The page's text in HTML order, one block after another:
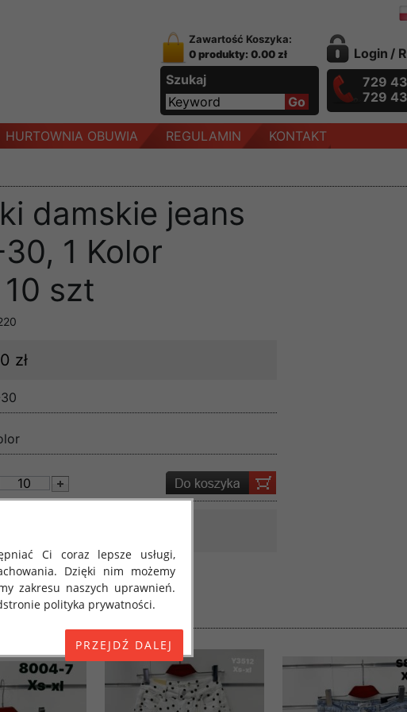
Zawartość Koszyka:
0 produkty: 0.00 zł
Szukaj
Login /
729
729
HURTOWNIA OBUWIA REGULAMIN KONTAKT
damskie jeans
1 Kolor
szt
zł
Ci coraz lepsze usługi,
Dzięki nim możemy
zakresu naszych uprawnień.
polityka prywatności.
Rady (UE) 2016/679 z dnia 27
danych osobowych i w sprawie
jako "RODO", "ORODO",
poinformować Cię o
25 maja 2018 roku. Poniżej